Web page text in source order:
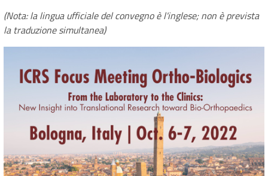
(Nota: la lingua ufficiale del convegno è l'inglese; non è prevista
la traduzione simultanea)